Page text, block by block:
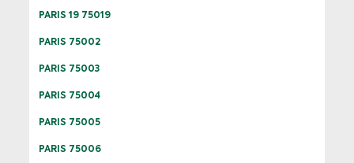
PARIS 19 75019
PARIS 75002
PARIS 75003
PARIS 75004
PARIS 75005
PARIS 75006